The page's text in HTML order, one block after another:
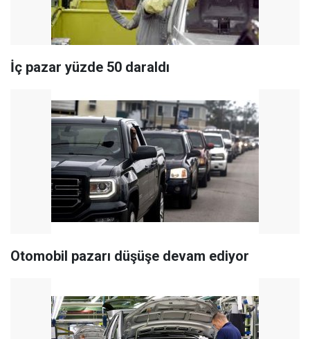
İç pazar yüzde 50 daraldı
Otomobil pazarı düşüşe devam ediyor